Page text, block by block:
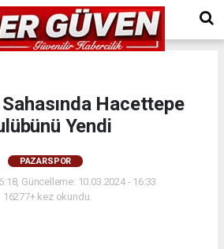
Hacettepe
Yendi
PAZARSPOR
Güncelleme: 10.03.2024 - 16:33
16277+ kez okundu.